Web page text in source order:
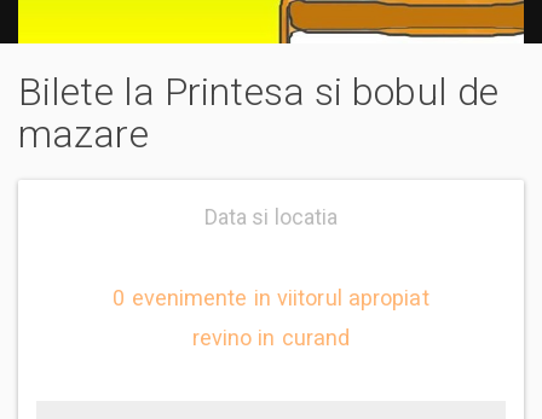
Bilete la Printesa si bobul de
mazare
Data si locatia
0 evenimente in viitorul apropiat
revino in curand